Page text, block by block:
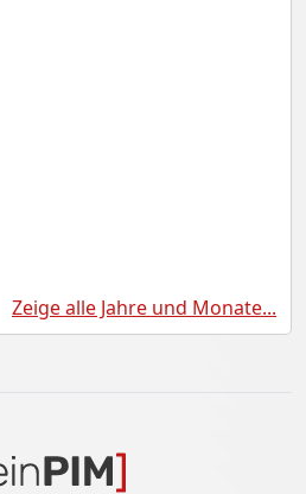
Zeige alle Jahre und Monate...